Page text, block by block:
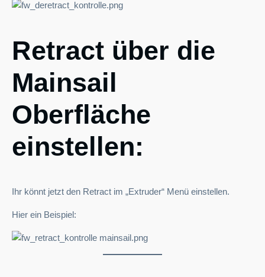
Retract über die
Mainsail
Oberfläche
einstellen:
Ihr könnt jetzt den Retract im „Extruder“ Menü einstellen.
Hier ein Beispiel: